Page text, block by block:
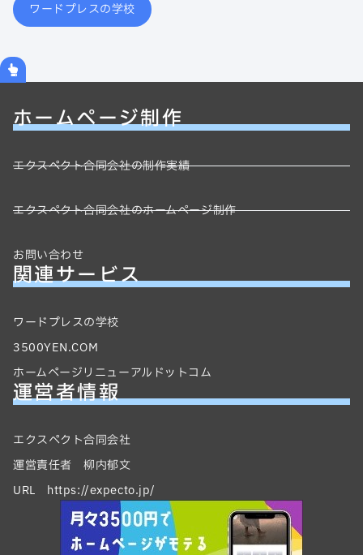
ワードプレスの学校
ホームページ制作
エクスペクト合同会社の制作実績
エクスペクト合同会社のホームページ制作
お問い合わせ
関連サービス
ワードプレスの学校
3500YEN.COM
ホームページリニューアルドットコム
運営者情報
エクスペクト合同会社
運営責任者 柳内郁文
URL https://expecto.jp/